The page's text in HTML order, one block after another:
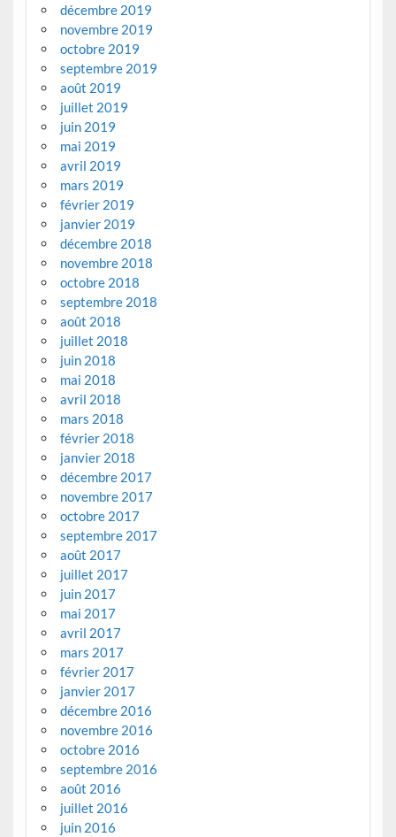
décembre 2019
novembre 2019
octobre 2019
septembre 2019
août 2019
juillet 2019
juin 2019
mai 2019
avril 2019
mars 2019
février 2019
janvier 2019
décembre 2018
novembre 2018
octobre 2018
septembre 2018
août 2018
juillet 2018
juin 2018
mai 2018
avril 2018
mars 2018
février 2018
janvier 2018
décembre 2017
novembre 2017
octobre 2017
septembre 2017
août 2017
juillet 2017
juin 2017
mai 2017
avril 2017
mars 2017
février 2017
janvier 2017
décembre 2016
novembre 2016
octobre 2016
septembre 2016
août 2016
juillet 2016
juin 2016